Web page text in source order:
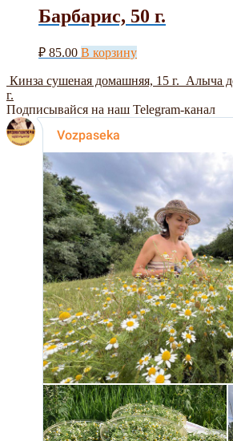
Барбарис, 50 г.
₽ 85.00 В корзину
Кинза сушеная домашняя, 15 г. Алыча
г.
Подписывайся на наш Telegram-канал